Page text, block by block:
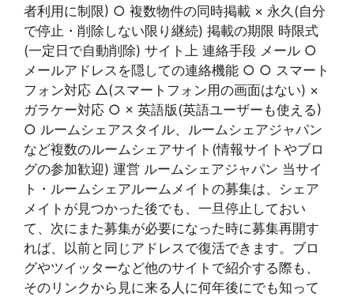
者利用に制限) ○ 複数物件の同時掲載 × 永久(自分
で停止・削除しない限り継続) 掲載の期限 時限式
(一定日で自動削除) サイト上 連絡手段 メール ○
メールアドレスを隠しての連絡機能 ○ ○ スマート
フォン対応 △(スマートフォン用の画面はない) ×
ガラケー対応 ○ × 英語版(英語ユーザーも使える)
○ ルームシェアスタイル、ルームシェアジャパン
など複数のルームシェアサイト(情報サイトやブロ
グの参加歓迎) 運営 ルームシェアジャパン 当サイ
ト・ルームシェアルームメイトの募集は、シェア
メイトが見つかった後でも、一旦停止しておい
て、次にまた募集が必要になった時に募集再開す
れば、以前と同じアドレスで復活できます。ブロ
グやツイッターなど他のサイトで紹介する際も、
そのリンクから見に来る人に何年後にでも知って